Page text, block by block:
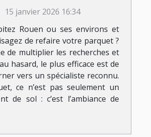
15 janvier 2026 16:34
Rouen ou ses environs et
de refaire votre parquet ?
de multiplier les recherches et
hasard, le plus efficace est de
vers un spécialiste reconnu.
ce n’est pas seulement un
de sol : c’est l’ambiance de